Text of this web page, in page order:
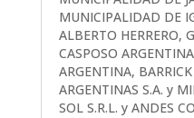
MUNICIPALIDAD DE
ALBERTO HERRERO,
CASPOSO
ARGENTINA,
ARGENTINAS S.A. y
SOL S.R.L. y ANDES